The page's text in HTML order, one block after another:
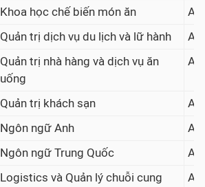
Khoa học chế biến món ăn
Quản trị dịch vụ du lịch và lữ hành
Quản trị nhà hàng và dịch vụ ăn
uống
Quản trị khách sạn
Ngôn ngữ Anh
Ngôn ngữ Trung Quốc
Logistics và Quản lý chuỗi cung